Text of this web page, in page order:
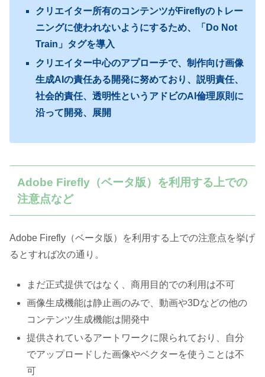
クリエイター所有のコンテンツがFireflyのトレー
ニングに使われないようにするため、「Do Not
Train」タグを導入
クリエイター中心のアプローチで、制作向け画像
生成AIの責任ある開発に努めており、説明責任、
社会的責任、透明性というアドビのAI倫理原則に
沿って開発、展開
Adobe Firefly（ベータ版）を利用する上での
注意点など
Adobe Firefly（ベータ版）を利用する上での注意点を挙げ
るとすれば次の通り。
まだ正式提供ではなく、商用目的での利用は不可
画像生成機能は静止画のみで、動画や3Dなどの他の
コンテンツ生成機能は開発中
提供されているアートワークに限られており、自分
でアップロードした画像やベクターを使うことは不
可